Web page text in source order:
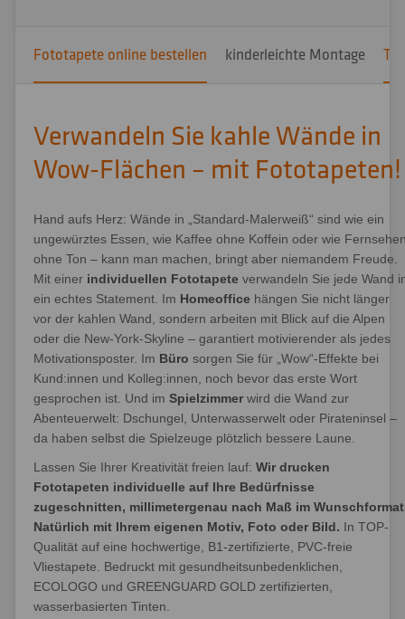
Fototapete online bestellen kinderleichte Montage
Verwandeln Sie kahle Wände in
Wow-Flächen – mit Fototapeten!
Hand aufs Herz: Wände in „Standard-Malerweiß“ sind wie ein
ungewürztes Essen, wie Kaffee ohne Koffein oder wie
ohne Ton – kann man machen, bringt aber niemandem Freude.
Mit einer individuellen Fototapete verwandeln Sie jede Wand
ein echtes Statement. Im Homeoffice hängen Sie nicht länger
vor der kahlen Wand, sondern arbeiten mit Blick auf die Alpen
oder die New-York-Skyline – garantiert motivierender als jedes
Motivationsposter. Im Büro sorgen Sie für „Wow“-Effekte bei
Kund:innen und Kolleg:innen, noch bevor das erste Wort
gesprochen ist. Und im Spielzimmer wird die Wand zur
Abenteuerwelt: Dschungel, Unterwasserwelt oder Pirateninsel –
da haben selbst die Spielzeuge plötzlich bessere Laune.
Lassen Sie Ihrer Kreativität freien lauf: Wir drucken
Fototapeten individuelle auf Ihre Bedürfnisse
zugeschnitten, millimetergenau nach Maß im
Natürlich mit Ihrem eigenen Motiv, Foto oder Bild. In TOP-
Qualität auf eine hochwertige, B1-zertifizierte, PVC-freie
Vliestapete. Bedruckt mit gesundheitsunbedenklichen,
ECOLOGO und GREENGUARD GOLD zertifizierten,
wasserbasierten Tinten.